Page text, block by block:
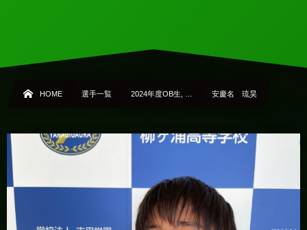
HOME 選手一覧 2024年度OB生, … 安慶名 琉昊